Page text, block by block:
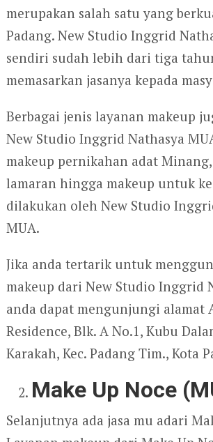
merupakan salah satu yang
Padang. New Studio Inggrid
sendiri sudah lebih dari tiga
memasarkan jasanya kepada
Berbagai jenis layanan makeup
New Studio Inggrid Nathasya
makeup pernikahan adat
lamaran hingga makeup untuk
dilakukan oleh New Studio
MUA.
Jika anda tertarik untuk
makeup dari New Studio Inggrid
anda dapat mengunjungi alamat
Residence, Blk. A No.1, Kubu
Karakah, Kec. Padang Tim., Kota
Make Up Noce
Selanjutnya ada jasa mu adari